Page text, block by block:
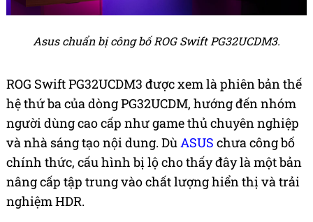
Asus chuẩn bị công bố ROG Swift PG32UCDM3.
ROG Swift PG32UCDM3 được xem là phiên bản thế
hệ thứ ba của dòng PG32UCDM, hướng đến nhóm
người dùng cao cấp như game thủ chuyên nghiệp
và nhà sáng tạo nội dung. DùASUS chưa công bố
chính thức, cấu hình bị lộ cho thấy đây là một bản
nâng cấp tập trung vào chất lượng hiển thị và trải
nghiệm HDR.